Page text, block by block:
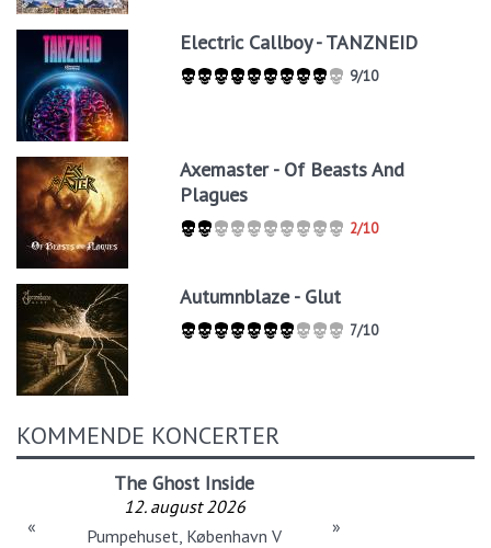
Electric Callboy - TANZNEID
9/10
Axemaster - Of Beasts And
Plagues
2/10
Autumnblaze - Glut
7/10
KOMMENDE KONCERTER
The Ghost Inside
12. august 2026
Pumpehuset, København V
« »